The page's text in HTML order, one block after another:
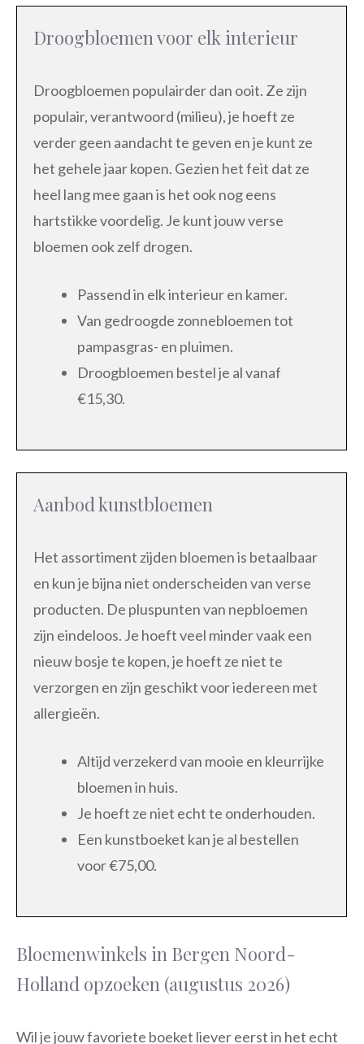
Droogbloemen voor elk interieur
Droogbloemen populairder dan ooit. Ze zijn
populair, verantwoord (milieu), je hoeft ze
verder geen aandacht te geven en je kunt ze
het gehele jaar kopen. Gezien het feit dat ze
heel lang mee gaan is het ook nog eens
hartstikke voordelig. Je kunt jouw verse
bloemen ook zelf drogen.
Passend in elk interieur en kamer.
Van gedroogde zonnebloemen tot
pampasgras- en pluimen.
Droogbloemen bestel je al vanaf
€15,30.
Aanbod kunstbloemen
Het assortiment zijden bloemen is betaalbaar
en kun je bijna niet onderscheiden van verse
producten. De pluspunten van nepbloemen
zijn eindeloos. Je hoeft veel minder vaak een
nieuw bosje te kopen, je hoeft ze niet te
verzorgen en zijn geschikt voor iedereen met
allergieën.
Altijd verzekerd van mooie en kleurrijke
bloemen in huis.
Je hoeft ze niet echt te onderhouden.
Een kunstboeket kan je al bestellen
voor €75,00.
Bloemenwinkels in Bergen Noord-
Holland opzoeken (augustus 2026)
Wil je jouw favoriete boeket liever eerst in het echt